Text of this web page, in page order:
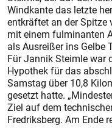
Windkante das letzte
entkräftet an der Spitze
mit einem fulminanten
als Ausreißer ins Gelbe
Für Jannik Steimle war
Hypothek für das
Samstag über 10,8
gesetzt hatte.
Ziel auf dem
Fredriksberg. Am Ende